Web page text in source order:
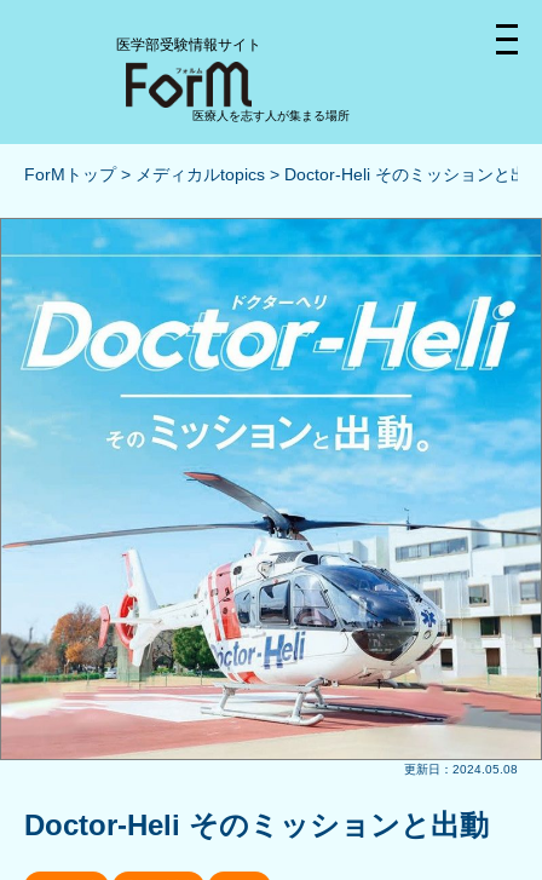
医療人を志す人が集まる場所
医学部受験情報サイト
ForMトップ メディカルtopics Doctor-Heli そのミッションと出
更新日：2024.05.08
Doctor-Heli そのミッションと出動